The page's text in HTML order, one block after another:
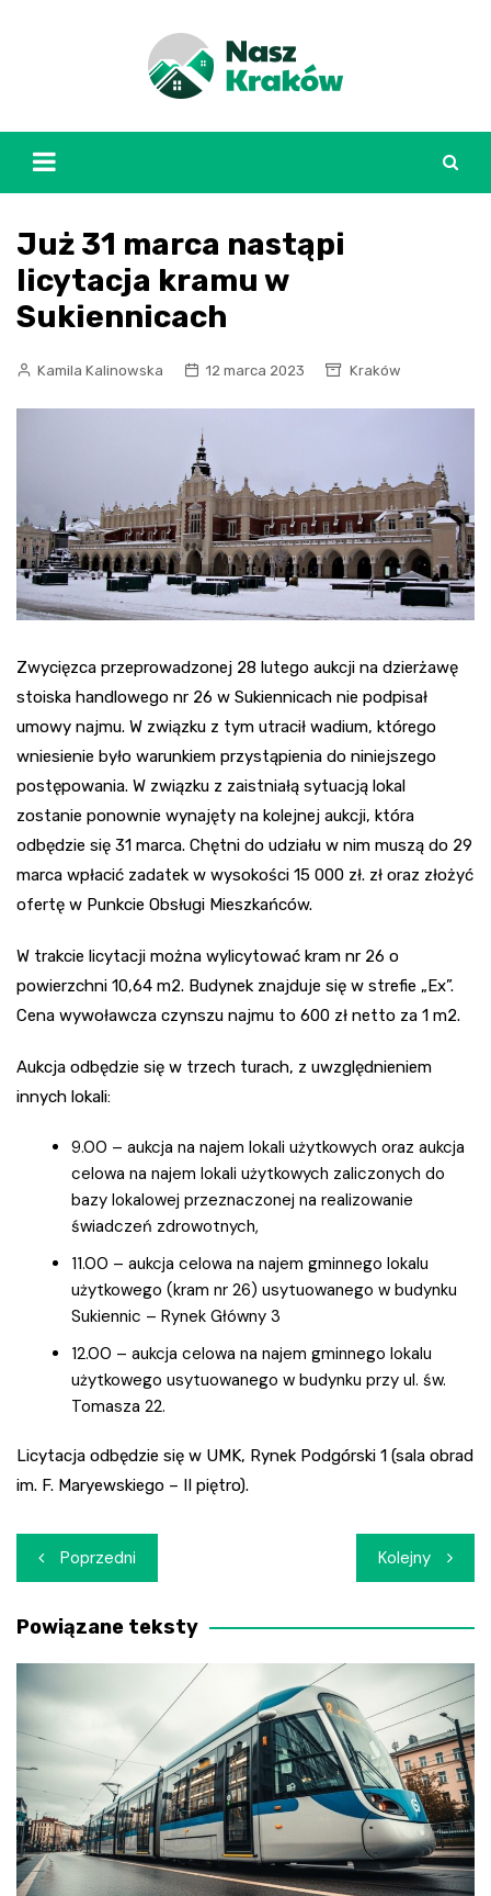
Już 31 marca nastąpi
licytacja kramu w
Sukiennicach
Kamila Kalinowska 12 marca 2023 Kraków
Zwycięzca przeprowadzonej 28 lutego aukcji na dzierżawę
stoiska handlowego nr 26 w Sukiennicach nie podpisał
umowy najmu. W związku z tym utracił wadium, którego
wniesienie było warunkiem przystąpienia do niniejszego
postępowania. W związku z zaistniałą sytuacją lokal
zostanie ponownie wynajęty na kolejnej aukcji, która
odbędzie się 31 marca. Chętni do udziału w nim muszą do 29
marca wpłacić zadatek w wysokości 15 000 zł. zł oraz złożyć
ofertę w Punkcie Obsługi Mieszkańców.
W trakcie licytacji można wylicytować kram nr 26 o
powierzchni 10,64 m2. Budynek znajduje się w strefie „Ex”.
Cena wywoławcza czynszu najmu to 600 zł netto za 1 m2.
Aukcja odbędzie się w trzech turach, z uwzględnieniem
innych lokali:
9.00 – aukcja na najem lokali użytkowych oraz aukcja
celowa na najem lokali użytkowych zaliczonych do
bazy lokalowej przeznaczonej na realizowanie
świadczeń zdrowotnych,
11.00 – aukcja celowa na najem gminnego lokalu
użytkowego (kram nr 26) usytuowanego w budynku
Sukiennic – Rynek Główny 3
12.00 – aukcja celowa na najem gminnego lokalu
użytkowego usytuowanego w budynku przy ul. św.
Tomasza 22.
Licytacja odbędzie się w UMK, Rynek Podgórski 1 (sala obrad
im. F. Maryewskiego – II piętro).
Nawigacja
wpisu
Poprzedni Kolejny
Powiązane teksty